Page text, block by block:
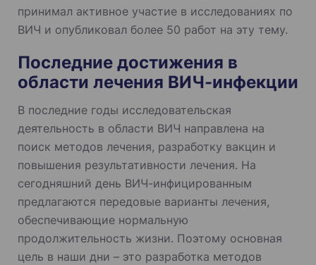
принимал активное участие в исследованиях по
ВИЧ и опубликовал более 50 работ на эту тему.
Последние достижения в
области лечения ВИЧ-инфекции
В последние годы исследовательская
деятельность в области ВИЧ направлена на
поиск методов лечения, разработку вакцин и
повышения результативности лечения. На
сегодняшний день ВИЧ-инфицированным
предлагаются передовые варианты лечения,
обеспечивающие нормальную
продолжительность жизни. Поэтому основная
цель в наши дни – это разработка методов